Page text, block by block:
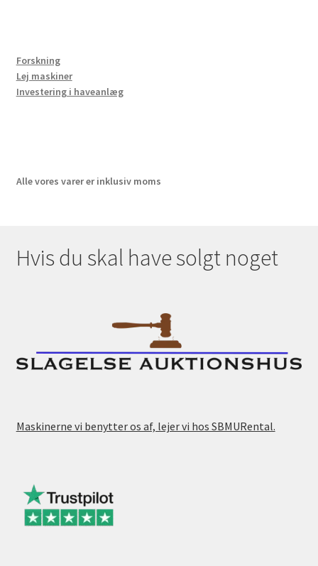
Forskning
Lej maskiner
Investering i haveanlæg
Alle vores varer er inklusiv moms
Hvis du skal have solgt noget
Maskinerne vi benytter os af, lejer vi hos SBMURental.